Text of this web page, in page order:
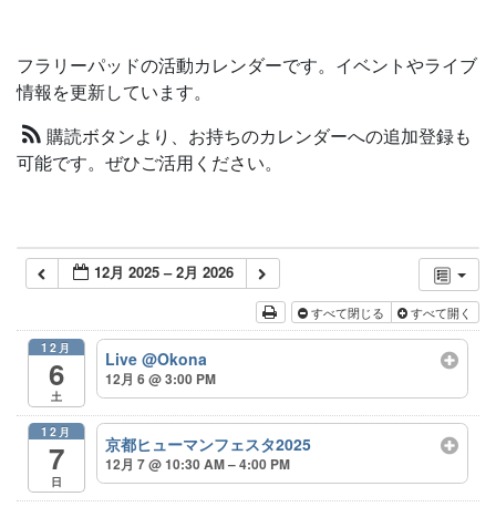
フラリーパッドの活動カレンダーです。イベントやライブ
情報を更新しています。
購読ボタンより、お持ちのカレンダーへの追加登録も
可能です。ぜひご活用ください。
12月 2025 – 2月 2026
すべて閉じる すべて開く
12月
6
土
Live @Okona
12月 6 @ 3:00 PM
12月
7
日
京都ヒューマンフェスタ2025
12月 7 @ 10:30 AM – 4:00 PM